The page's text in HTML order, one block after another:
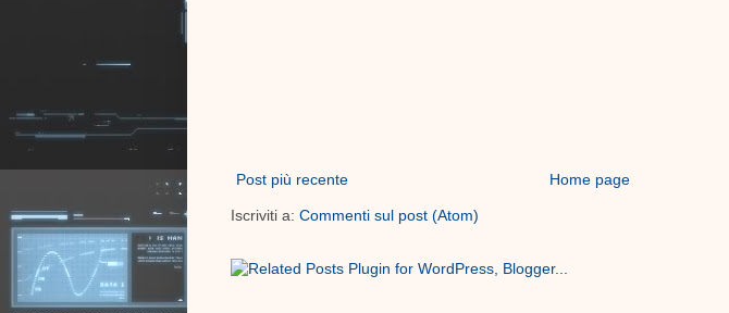
Post più recente Home page
Iscriviti a: Commenti sul post (Atom)